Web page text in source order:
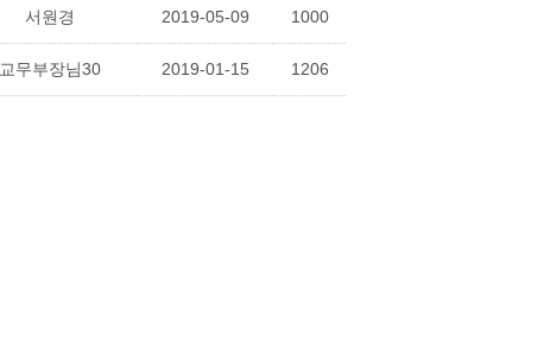
서원경 2019-05-09 1000
교무부장님30 2019-01-15 1206